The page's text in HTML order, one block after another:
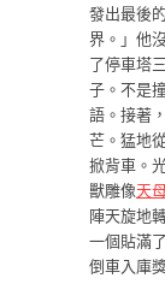
發出最後
界。」他
了停車塔
子。不是
語。接著
芒。猛地
掀背車。
獸雕像天
陣天旋地
一個貼滿
倒車入庫